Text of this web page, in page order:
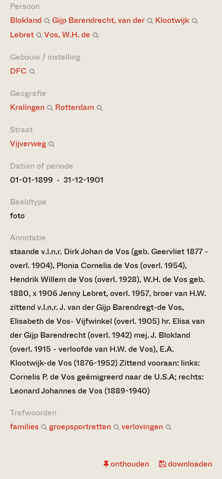
Persoon
Blokland
Gijp Barendrecht, van der
Klootwijk
Lebret
Vos, W.H. de
Gebouw / instelling
DFC
Geografie
Kralingen
Rotterdam
Straat
Vijverweg
Datum of periode
01-01-1899 ‐ 31-12-1901
Beeldtype
foto
Annotatie
staande v.l.n.r. Dirk Johan de Vos (geb. Geervliet 1877 -
overl. 1904), Plonia Cornelia de Vos (overl. 1954),
Hendrik Willem de Vos (overl. 1928), W.H. de Vos geb.
1880, x 1906 Jenny Lebret, overl. 1957, broer van H.W.
zittend v.l.n.r. J. van der Gijp Barendregt-de Vos,
Elisabeth de Vos- Vijfwinkel (overl. 1905) hr. Elisa van
der Gijp Barendrecht (overl. 1942) mej. J. Blokland
(overl. 1915 - verloofde van H.W. de Vos), E.A.
Klootwijk-de Vos (1876-1952) Zittend vooraan: links:
Cornelis P. de Vos geëmigreerd naar de U.S.A; rechts:
Leonard Johannes de Vos (1889-1940)
Trefwoorden
families
groepsportretten verlovingen
onthouden downloaden